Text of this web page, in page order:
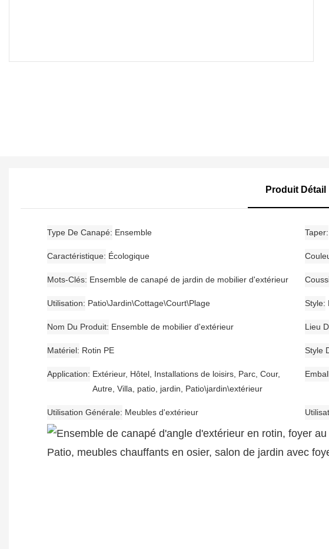
Produit Détail
Type De Canapé Ensemble Taper
Caractéristique Écologique
Mots-Clés Ensemble de canapé de jardin de mobilier d'extérieur
Utilisation Patio\Jardin\Cottage\Court\Plage Style
Nom Du Produit Ensemble de mobilier d'extérieur Lieu
Matériel Rotin PE Style
Application
Extérieur, Hôtel, Installations de loisirs, Parc, Cour,
Autre, Villa, patio, jardin, Patio\jardin\extérieur
Utilisation Générale Meubles d'extérieur